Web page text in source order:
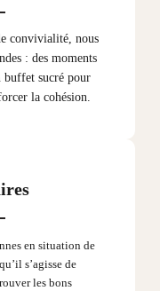
convivialité, nous
: des moments
buffet sucré pour
la cohésion.
en situation de
s’agisse de
les bons